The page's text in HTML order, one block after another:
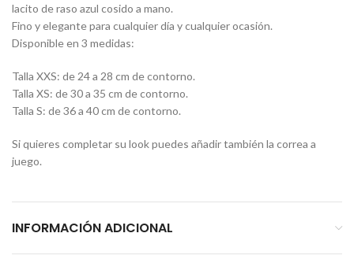
lacito de raso azul cosido a mano.
Fino y elegante para cualquier día y cualquier ocasión.
Disponible en 3 medidas:
Talla XXS: de 24 a 28 cm de contorno.
Talla XS: de 30 a 35 cm de contorno.
Talla S: de 36 a 40 cm de contorno.
Si quieres completar su look puedes añadir también la correa a
juego.
INFORMACIÓN ADICIONAL